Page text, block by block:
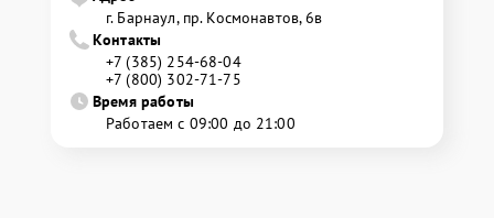
г. Барнаул, ​пр. Космонавтов, 6в
Контакты
+7 (385) 254-68-04
+7 (800) 302-71-75
Время работы
Работаем с 09:00 до 21:00